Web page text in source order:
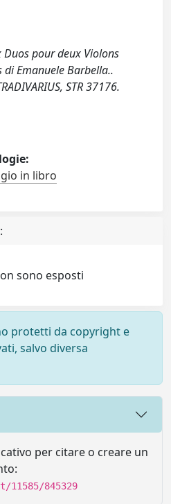
Duos pour deux Violons
Emanuele Barbella..
STR 37176.
in libro
sono esposti
protetti da copyright e
salvo diversa
per citare o creare un
845329